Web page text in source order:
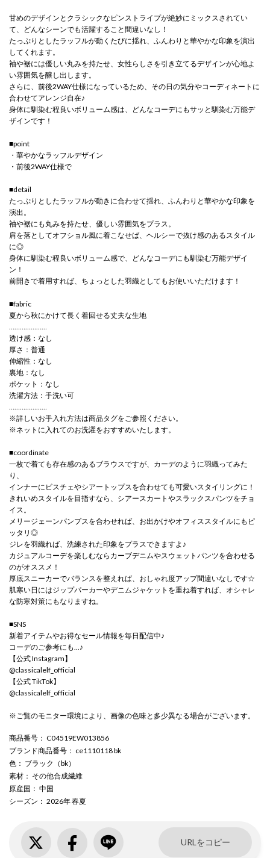
甘めのデザインとクラシックなピンストライプが絶妙にミックスされてい
て、どんなシーンでも活躍すること間違いなし！
たっぷりとしたラッフルが動くたびに揺れ、ふんわりと華やかな印象を演出
してくれます。
袖や裾には優しい丸みを持たせ、女性らしさを引き立てるデザインが心地よ
い雰囲気を醸し出します。
さらに、前後2WAY仕様になっているため、その日の気分やコーディネートに
合わせてアレンジ自在♪
身体に馴染む程良いボリューム感は、どんなコーデにもサッと馴染む万能デ
ザインです！
■point
・華やかなラッフルデザイン
・前後2WAY仕様で
■detail
たっぷりとしたラッフルが動きに合わせて揺れ、ふんわりと華やかな印象を
演出。
袖や裾にも丸みを持たせ、優しい雰囲気をプラス。
肩を落としてオフショル風に着こなせば、ヘルシーで抜け感のあるスタイル
に◎
身体に馴染む程良いボリューム感で、どんなコーデにも馴染む万能デザイ
ン！
前開きで着用すれば、ちょっとした羽織としてもお使いいただけます！
■fabric
夏から秋にかけて長く着回せる丈夫な生地
…………………
透け感：なし
厚さ：普通
伸縮性：なし
裏地：なし
ポケット：なし
洗濯方法：手洗い可
…………………
※詳しいお手入れ方法は商品タグをご参照ください。
※ネットに入れてのお洗濯をおすすめいたします。
■coordinate
一枚で着ても存在感のあるブラウスですが、カーデのように羽織ってみた
り、
インナーにビスチェやシアートップスを合わせても可愛いスタイリングに！
きれいめスタイルを目指すなら、シアースカートやスラックスパンツをチョ
イス。
メリージェーンパンプスを合わせれば、お出かけやオフィススタイルにもピ
ッタリ◎
ジレを羽織れば、洗練された印象をプラスできますよ♪
カジュアルコーデを楽しむならカーブデニムやスウェットパンツを合わせる
のがオススメ！
厚底スニーカーでバランスを整えれば、おしゃれ度アップ間違いなしです☆
肌寒い日にはジップパーカーやデニムジャケットを重ね着すれば、オシャレ
な防寒対策にもなりますね。
■SNS
新着アイテムやお得なセール情報を毎日配信中♪
コーデのご参考にも...♪
【公式 Instagram】
@classicalelf_official
【公式 TikTok】
@classicalelf_official
※ご覧のモニター環境により、画像の色味と多少異なる場合がございます。
商品番号 ： C04519EW013856
ブランド商品番号 ： ce1110118 bk
色 ： ブラック（bk）
素材 ： その他合成繊維
原産国 ： 中国
シーズン ： 2026年 春夏
URLをコピー